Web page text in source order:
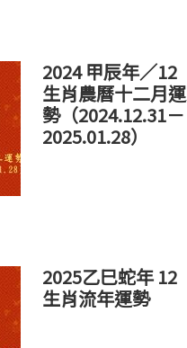
2024 甲辰年／12
生肖農曆十二月運
勢（2024.12.31－
2025.01.28）
2025乙巳蛇年 12
生肖流年運勢